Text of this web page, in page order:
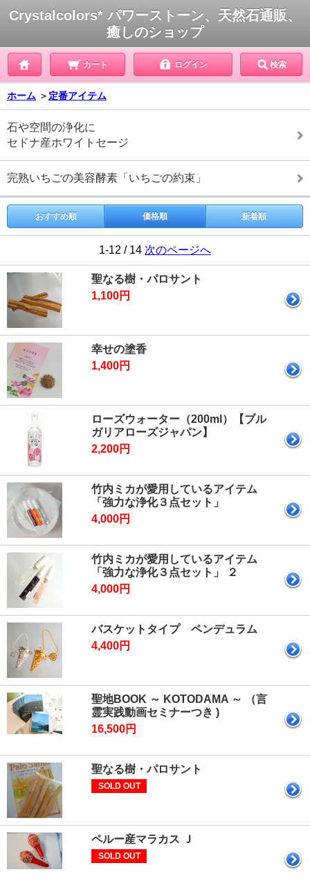
Crystalcolors* パワーストーン、天然石通販、
癒しのショップ
カート ログイン 検索
ホーム ＞ 定番アイテム
石や空間の浄化に
セドナ産ホワイトセージ
完熟いちごの美容酵素「いちごの約束」
おすすめ順 価格順 新着順
1-12 / 14 次のページへ
聖なる樹・パロサント
1,100円
幸せの塗香
1,400円
ローズウォーター（200ml）【ブル
ガリアローズジャパン】
2,200円
竹内ミカが愛用しているアイテム
「強力な浄化３点セット」
4,000円
竹内ミカが愛用しているアイテム
「強力な浄化３点セット」 ２
4,000円
バスケットタイプ ペンデュラム
4,400円
聖地BOOK ～ KOTODAMA ～ （言
霊実践動画セミナーつき )
16,500円
聖なる樹・パロサント
SOLD OUT
ペルー産マラカス Ｊ
SOLD OUT